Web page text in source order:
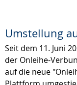
Umstellung
Seit dem 11. Juni
der Onleihe-
auf die neue